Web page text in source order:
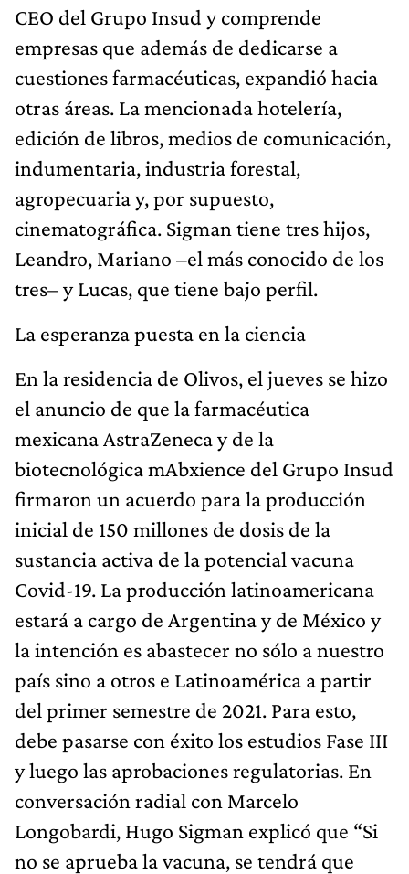
CEO del Grupo Insud y comprende
empresas que además de dedicarse a
cuestiones farmacéuticas, expandió hacia
otras áreas. La mencionada hotelería,
edición de libros, medios de comunicación,
indumentaria, industria forestal,
agropecuaria y, por supuesto,
cinematográfica. Sigman tiene tres hijos,
Leandro, Mariano –el más conocido de los
tres– y Lucas, que tiene bajo perfil.
La esperanza puesta en la ciencia
En la residencia de Olivos, el jueves se hizo
el anuncio de que la farmacéutica
mexicana AstraZeneca y de la
biotecnológica mAbxience del Grupo Insud
firmaron un acuerdo para la producción
inicial de 150 millones de dosis de la
sustancia activa de la potencial vacuna
Covid-19. La producción latinoamericana
estará a cargo de Argentina y de México y
la intención es abastecer no sólo a nuestro
país sino a otros e Latinoamérica a partir
del primer semestre de 2021. Para esto,
debe pasarse con éxito los estudios Fase III
y luego las aprobaciones regulatorias. En
conversación radial con Marcelo
Longobardi, Hugo Sigman explicó que “Si
no se aprueba la vacuna, se tendrá que